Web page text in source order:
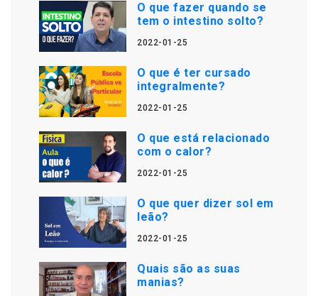
O que fazer quando se
tem o intestino solto?
2022-01-25
O que é ter cursado
integralmente?
2022-01-25
O que está relacionado
com o calor?
2022-01-25
O que quer dizer sol em
leão?
2022-01-25
Quais são as suas
manias?